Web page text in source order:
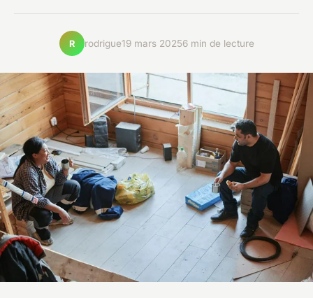
R rodrigue19 mars 20256 min de lecture